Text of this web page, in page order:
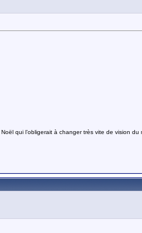
qui l’obligerait à changer très vite de vision du